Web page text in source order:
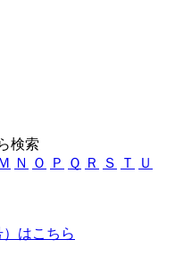
検索
Ｎ Ｏ Ｐ Ｑ Ｒ Ｓ Ｔ
Ｕ
はこちら